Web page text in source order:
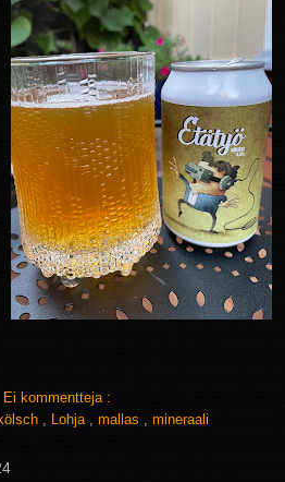
Ei kommentteja :
Lohja mallas mineraali